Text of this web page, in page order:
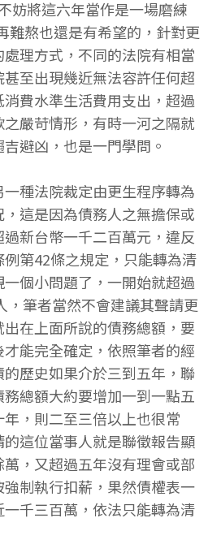
妨將這六年當作是一場磨練
難熬也還是有希望的，針對更
理方式，不同的法院有相當
至出現幾近無法容許任何超
費水準生活費用支出，超過
嚴苛情形，有時一河之隔就
避凶，也是一門學問。
種法院裁定由更生程序轉為
這是因為債務人之無擔保或
新台幣一千二百萬元，違反
第42條之規定，只能轉為清
個小問題了，一開始就超過
，筆者當然不會建議其聲請更
在上面所說的債務總額，要
能完全確定，依照筆者的經
歷史如果介於三到五年，聯
總額大約要增加一到一點五
，則二至三倍以上也很常
這位當事人就是聯徵報告顯
，又超過五年沒有理會或部
制執行扣薪，果然債權表一
千三百萬，依法只能轉為清